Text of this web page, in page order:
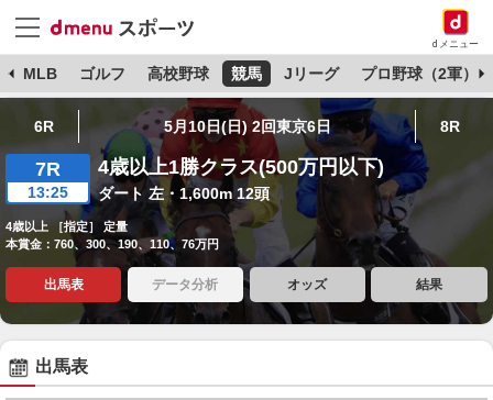
dメニュー
MLB ゴルフ 高校野球 競馬 Jリーグ プロ野球（2軍）
6R 5月10日(日) 2回東京6日 8R
7R
13:25
4歳以上1勝クラス(500万円以下)
ダート 左・1,600m 12頭
4歳以上 ［指定］ 定量
本賞金：760、300、190、110、76万円
出馬表 データ分析 オッズ 結果
出馬表